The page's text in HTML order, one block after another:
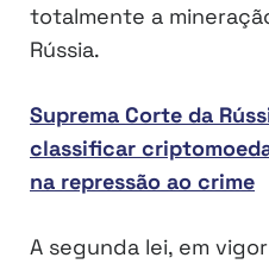
totalmente a
Rússia.
Suprema Corte da
classificar
na repressão ao crime
A segunda lei, em